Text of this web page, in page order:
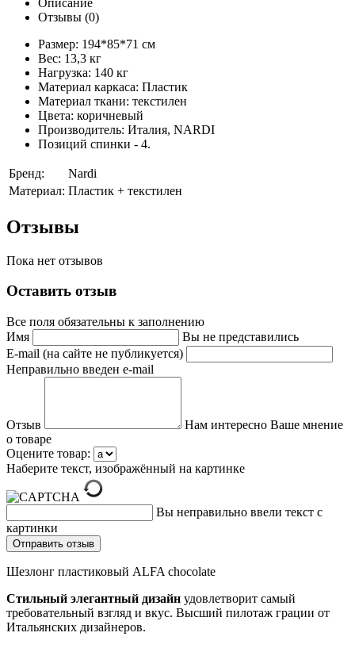
Отзывы (0)
Размер: 194*85*71 см
Вес: 13,3 кг
Нагрузка: 140 кг
Материал каркаса: Пластик
Материал ткани: текстилен
Цвета: коричневый
Производитель: Италия, NARDI
Позиций спинки - 4.
Бренд:
Nardi
Материал: Пластик + текстилен
Отзывы
Пока нет отзывов
Оставить отзыв
Все поля обязательны к заполнению
Имя
Вы не представились
E-mail (на сайте не публикуется)
Неправильно введен e-mail
Отзыв
Нам интересно Ваше мнение
о товаре
Оцените товар:
Наберите текст, изображённый на картинке
Вы неправильно ввели текст с
картинки
Шезлонг пластиковый ALFA chocolate
Стильный элегантный дизайн удовлетворит самый
требовательный взгляд и вкус. Высший пилотаж грации от
Итальянских дизайнеров.